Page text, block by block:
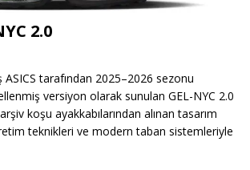
2.0
ASICS tarafından 2025–2026 sezonu
versiyon olarak sunulan GEL-NYC 2.0
koşu ayakkabılarından alınan tasarım
teknikleri ve modern taban sistemleriyle